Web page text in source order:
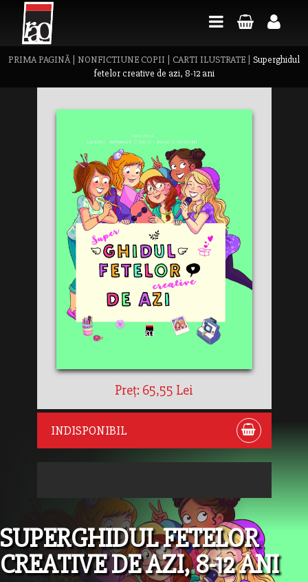
PRIMA PAGINĂ| NONFICTIUNE COPII CARTI ILUSTRATE
Superghidul
fetelor creative de azi, 8-12 ani
Preț: 65,55 Lei
INDISPONIBIL
SUPERGHIDUL FETELOR
CREATIVE DE AZI, 8-12 ANI